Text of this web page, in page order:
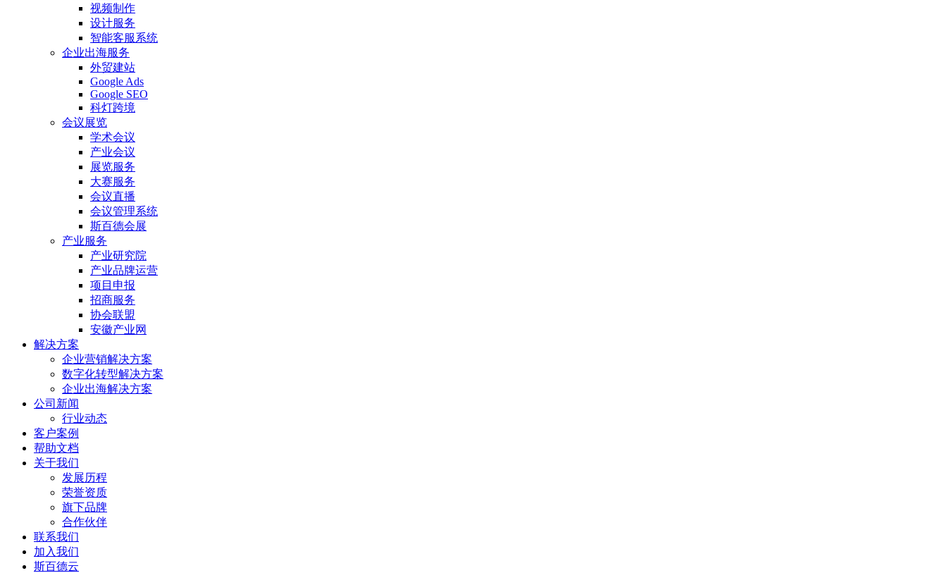
视频制作
设计服务
智能客服系统
企业出海服务
外贸建站
Google Ads
Google SEO
科灯跨境
会议展览
学术会议
产业会议
展览服务
大赛服务
会议直播
会议管理系统
斯百德会展
产业服务
产业研究院
产业品牌运营
项目申报
招商服务
协会联盟
安徽产业网
解决方案
企业营销解决方案
数字化转型解决方案
企业出海解决方案
公司新闻
行业动态
客户案例
帮助文档
关于我们
发展历程
荣誉资质
旗下品牌
合作伙伴
联系我们
加入我们
斯百德云